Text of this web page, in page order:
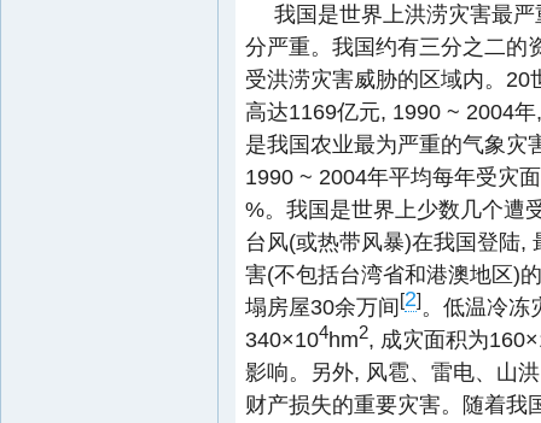
我国是世界上洪涝灾害最
分严重。我国约有三分之二的
受洪涝灾害威胁的区域内。
高达1169亿元, 1990 ~ 2004
是我国农业最为严重的气象灾
1990 ~ 2004年平均每年受灾
%。我国是世界上少数几个遭
台风(或热带风暴)在我国登陆,
害(不包括台湾省和港澳地区)
塌房屋30余万间[2]。低温冷冻
340×104hm2, 成灾面积为
影响。另外, 风雹、雷电、山
财产损失的重要灾害。随着我